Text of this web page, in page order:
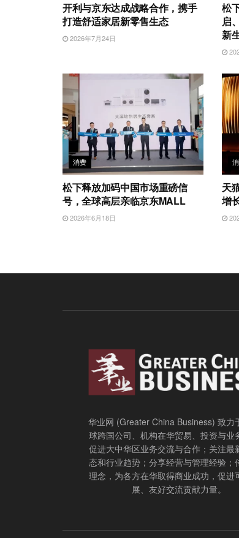
开利与京东达成战略合作，携手
打造舒适家居新零售生态
2026年7月24日
松
启
新
消费
松下释放加码中国市场重磅信
号，全球高层亲临京东MALL
2026年6月18日
天
增
华业网 (Greater China Business) 致力
球跨国公司、机构在华贸易、投资与业
促进大中华区业务交流与合作；关注最
态和行业趋势；分享经营与管理经验；
理念，为各方在华取得商业成功，促进
展、友好交流贡献力量。